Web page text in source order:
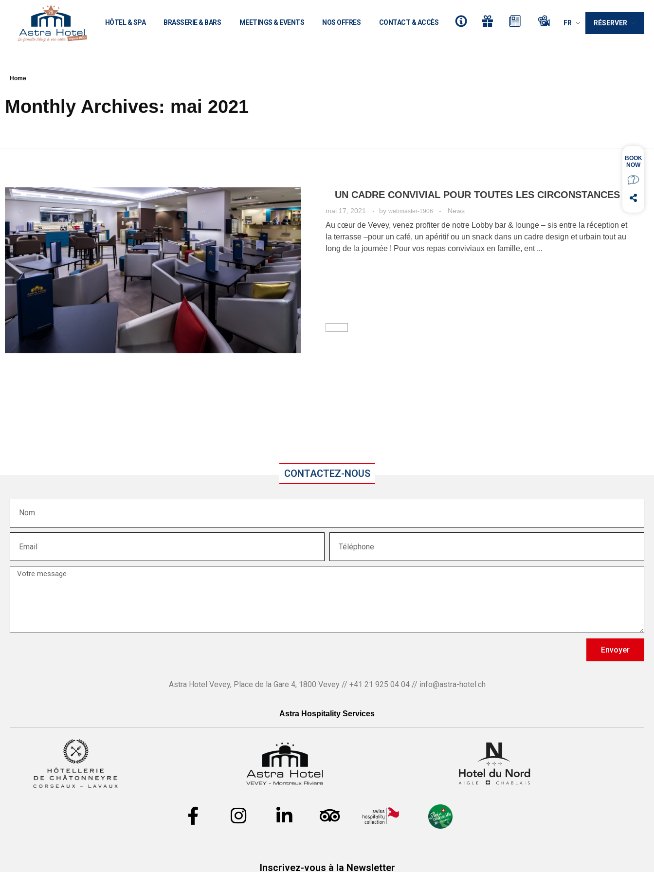
HÔTEL & SPA BRASSERIE & BARS MEETINGS & EVENTS NOS OFFRES CONTACT & ACCÈS FR RÉSERVER
Home
Monthly Archives: mai 2021
UN CADRE CONVIVIAL POUR TOUTES LES CIRCONSTANCES !
mai 17, 2021 by webmaster-1906 News
Au cœur de Vevey, venez profiter de notre Lobby bar & lounge – sis entre la réception et
la terrasse –pour un café, un apéritif ou un snack dans un cadre design et urbain tout au
long de la journée ! Pour vos repas conviviaux en famille, ent ...
CONTACTEZ-NOUS
Envoyer
Astra Hotel Vevey, Place de la Gare 4, 1800 Vevey // +41 21 925 04 04 // info@astra-hotel.ch
Astra Hospitality Services
Inscrivez-vous à la Newsletter